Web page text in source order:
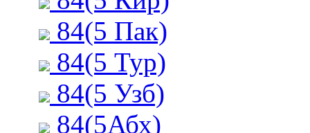
84(5 Пак)
84(5 Тур)
84(5 Узб)
84(5Абх)